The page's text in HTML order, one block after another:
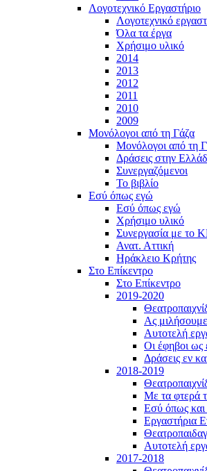
Λογοτεχνικό Εργαστήριο
Λογοτεχνικό
Όλα τα έργα
Χρήσιμο υλικό
2014
2013
2012
2011
2010
2009
Μονόλογοι από τη Γάζα
Μονόλογοι από τη
Δράσεις στην
Συνεργαζόμενοι
To βιβλίο
Εσύ όπως εγώ
Εσύ όπως εγώ
Χρήσιμο υλικό
Συνεργασία με το
Ανατ. Αττική
Ηράκλειο Κρήτης
Στο Επίκεντρο
Στο Επίκεντρο
2019-2020
Ας
Αυτοτελή
Οι έφηβοι ως
Δράσεις εν
2018-2019
Με τα φτερά
Εσύ όπως
Εργαστήρια
Αυτοτελή
2017-2018